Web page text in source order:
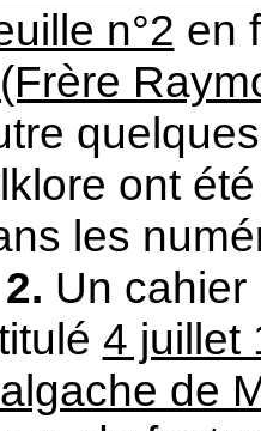
n°2 en
ont
les
2. Un
4 juillet
de